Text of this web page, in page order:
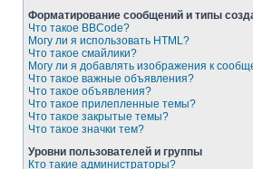
Форматирование сообщений и типы
Что такое BBCode?
Могу ли я использовать HTML?
Что такое смайлики?
Могу ли я добавлять изображения к
Что такое важные объявления?
Что такое объявления?
Что такое прилепленные темы?
Что такое закрытые темы?
Что такое значки тем?
Уровни пользователей и группы
Кто такие администраторы?